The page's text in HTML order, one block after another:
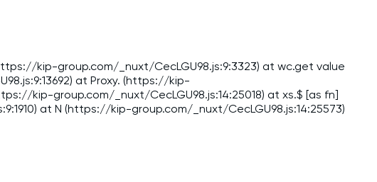
Срочная техпомощь. Онлайн-обследование
и ремонт завода
Доставка, шеф-монтаж и пуско-наладка и
kip-group.com/_nuxt/CecLGU98.js:9:3323) at wc.get value
at Proxy. (https://kip-
kip-group.com/_nuxt/CecLGU98.js:14:25018) at xs.$ [as fn]
at N (https://kip-group.com/_nuxt/CecLGU98.js:14:25573)